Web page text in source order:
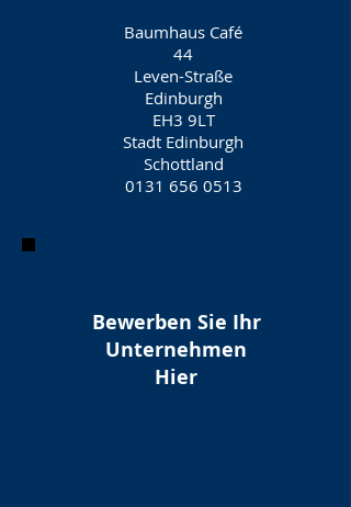
Baumhaus Café
44
Leven-Straße
Edinburgh
EH3 9LT
Stadt Edinburgh
Schottland
0131 656 0513
Bewerben Sie Ihr
Unternehmen
Hier